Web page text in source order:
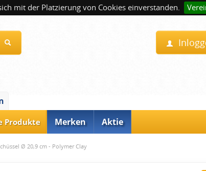
mit der Platzierung von Cookies einverstanden.
Produkte Merken Aktie
Ø 20,9 cm - Polymer Clay